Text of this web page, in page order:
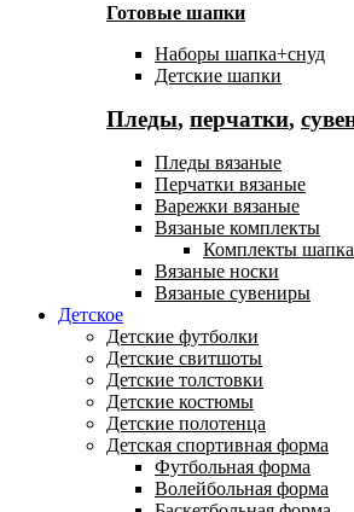
Готовые шапки
Наборы шапка+снуд
Детские шапки
Пледы, перчатки,
Пледы вязаные
Перчатки вязаные
Варежки вязаные
Вязаные комплекты
Комплекты
Вязаные носки
Вязаные сувениры
Детское
Детские футболки
Детские свитшоты
Детские толстовки
Детские костюмы
Детские полотенца
Детская спортивная форма
Футбольная форма
Волейбольная форма